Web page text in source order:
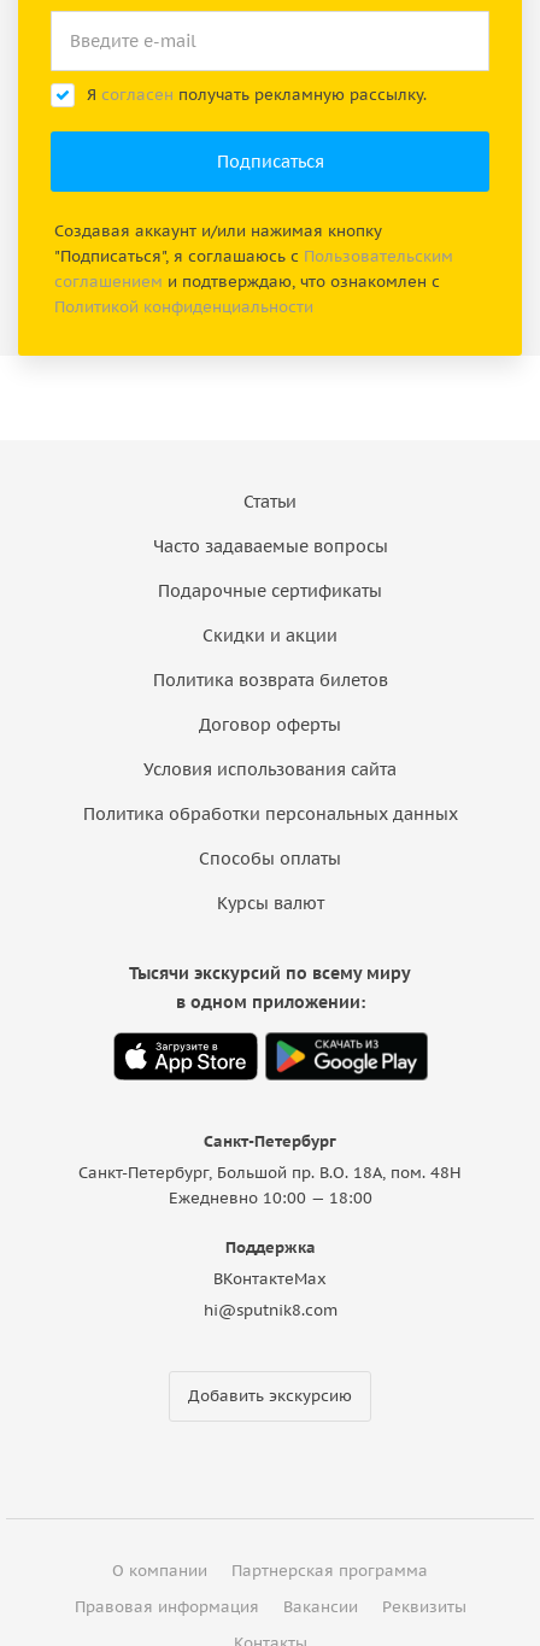
Я согласен получать рекламную рассылку.
Создавая аккаунт и/или нажимая кнопку
"Подписаться", я соглашаюсь с Пользовательским
соглашением и подтверждаю, что ознакомлен с
Политикой конфиденциальности
Статьи
Часто задаваемые вопросы
Подарочные сертификаты
Скидки и акции
Политика возврата билетов
Договор оферты
Условия использования сайта
Политика обработки персональных данных
Способы оплаты
Курсы валют
Санкт-Петербург
Санкт-Петербург, Большой пр. В.О. 18A, пом. 48Н
Ежедневно 10:00 — 18:00
Поддержка
ВКонтактеMax
hi@sputnik8.com
Добавить экскурсию
Тысячи экскурсий по всему миру
в одном приложении:
О компании
Партнерская программа
Правовая информация
Вакансии
Реквизиты